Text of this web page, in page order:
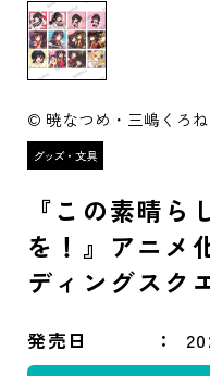
© 暁なつめ・三嶋くろ
『この素晴ら
を！』アニメ
ディングスク
発売日